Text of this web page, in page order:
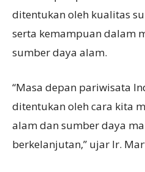
ditentukan oleh kualitas
serta kemampuan dalam
sumber daya alam.
“Masa depan pariwisata
ditentukan oleh cara kita
alam dan sumber daya
berkelanjutan,” ujar Ir.